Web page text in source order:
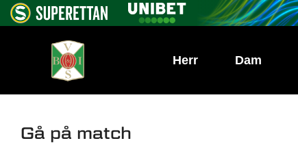
Herr Dam
Gå på match